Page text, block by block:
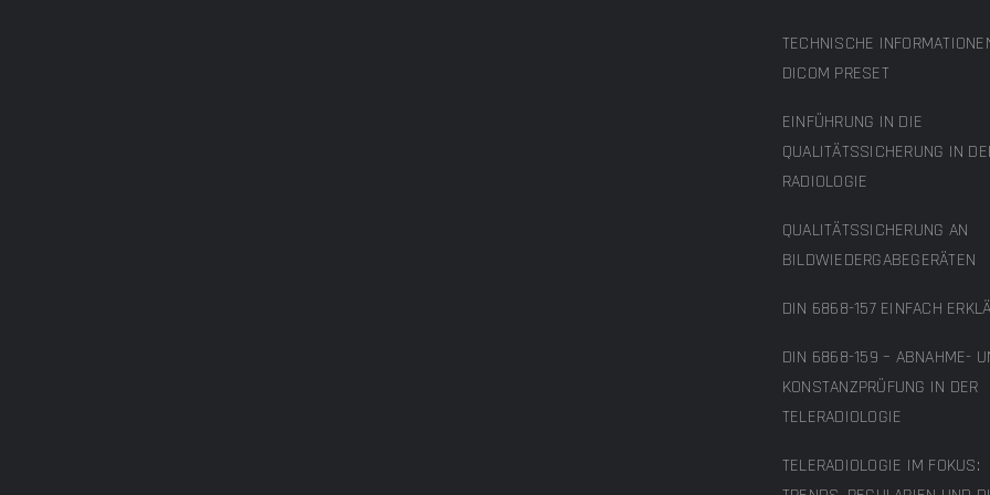
TECHNISCHE
DICOM PRESET
EINFÜHRUNG IN DIE
QUALITÄTSSICHERUNG IN
RADIOLOGIE
QUALITÄTSSICHERUNG AN
BILDWIEDERGABEGERÄTEN
DIN 6868-157 EINFACH
DIN 6868-159 – ABNAHME-
KONSTANZPRÜFUNG IN DER
TELERADIOLOGIE
TELERADIOLOGIE IM FOKUS: